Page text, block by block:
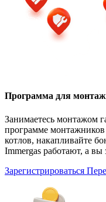
Программа для
Занимаетесь монтажом
программе монтажников
котлов, накапливайте
Immergas работают, а вы
Зарегистрироваться